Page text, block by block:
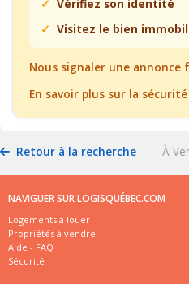
Vérifiez son identité
Visitez le bien
Nous signaler une annonce
En savoir plus sur la sécurité
Retour à la recherche À
NAVIGUER SUR LOGISQUÉBEC.COM
Logements à louer
Propriétés à vendre
Aide - FAQ
Sécurité